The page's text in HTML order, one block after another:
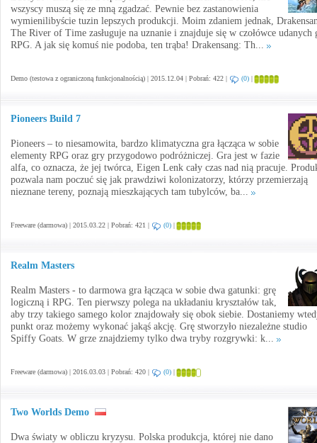
wszyscy muszą się ze mną zgadzać. Pewnie bez zastanowienia
wymienilibyście tuzin lepszych produkcji. Moim zdaniem jednak,
The River of Time zasługuje na uznanie i znajduje się w czołówce udanych
RPG. A jak się komuś nie podoba, ten trąba! Drakensang: Th...
Demo (testowa z ograniczoną funkcjonalnością) | 2015.12.04 | Pobrań: 422 | (0) |
Pioneers Build 7
Pioneers – to niesamowita, bardzo klimatyczna gra łącząca w sobie
elementy RPG oraz gry przygodowo podróżniczej. Gra jest w fazie
alfa, co oznacza, że jej twórca, Eigen Lenk cały czas nad nią pracuje.
pozwala nam poczuć się jak prawdziwi kolonizatorzy, którzy przemierzają
nieznane tereny, poznają mieszkających tam tubylców, ba...
Freeware (darmowa) | 2015.03.22 | Pobrań: 421 | (0) |
Realm Masters
Realm Masters - to darmowa gra łącząca w sobie dwa gatunki: grę
logiczną i RPG. Ten pierwszy polega na układaniu kryształów tak,
aby trzy takiego samego kolor znajdowały się obok siebie. Dostaniemy
punkt oraz możemy wykonać jakąś akcję. Grę stworzyło niezależne studio
Spiffy Goats. W grze znajdziemy tylko dwa tryby rozgrywki: k...
Freeware (darmowa) | 2016.03.03 | Pobrań: 420 | (0) |
Two Worlds Demo
Dwa światy w obliczu kryzysu. Polska produkcja, której nie dano